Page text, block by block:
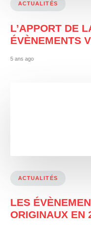
ACTUALITÉS
L’APPORT DE
ÉVÈNEMENTS
5 ans ago
ACTUALITÉS
LES
ORIGINAUX EN